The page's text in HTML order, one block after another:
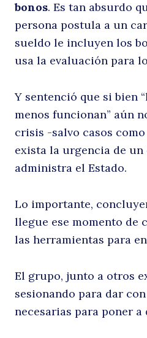
bonos. Es tan absurdo
persona postula a un
sueldo le incluyen los
usa la evaluación para
Y sentenció que si bien
menos funcionan” aún
crisis -salvo casos
exista la urgencia de un
administra el Estado.
Lo importante,
llegue ese momento de
las herramientas para
El grupo, junto a otros
sesionando para dar
necesarias para poner